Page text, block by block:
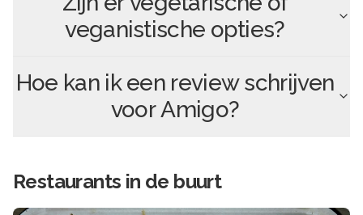
veganistische opties?
Hoe kan ik een review schrijven
voorAmigo?
Restaurants in de buurt